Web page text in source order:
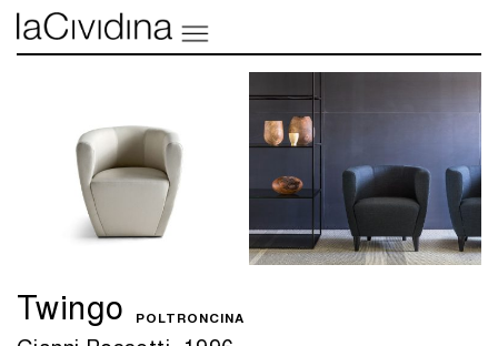
Twingo POLTRONCINA